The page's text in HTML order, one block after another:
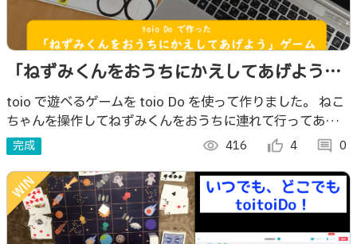
「ねずみくんをおうちにかえしてあげよう」
ゲーム
toio で遊べるゲームを toio Do を使って作りました。 ねこ
ちゃんを操作してねずみくんをおうちに連れて行ってあげま
しょう。 #toioDo #Doコン
完成 visibility 416 thumb_up_alt 4 comment 0